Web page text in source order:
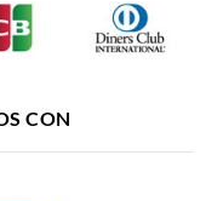
CON